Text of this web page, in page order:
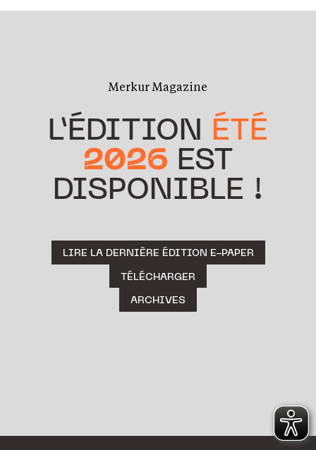
Merkur Magazine
L’ÉDITION ÉTÉ
2026 EST
DISPONIBLE !
LIRE LA DERNIÈRE ÉDITION E-PAPER
TÉLÉCHARGER
ARCHIVES